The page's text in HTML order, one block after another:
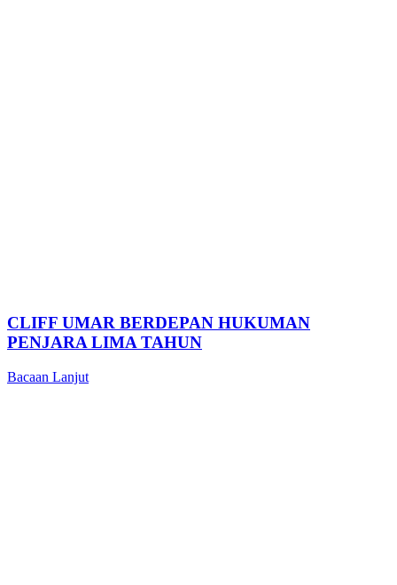
CLIFF UMAR BERDEPAN HUKUMAN
PENJARA LIMA TAHUN
Bacaan Lanjut